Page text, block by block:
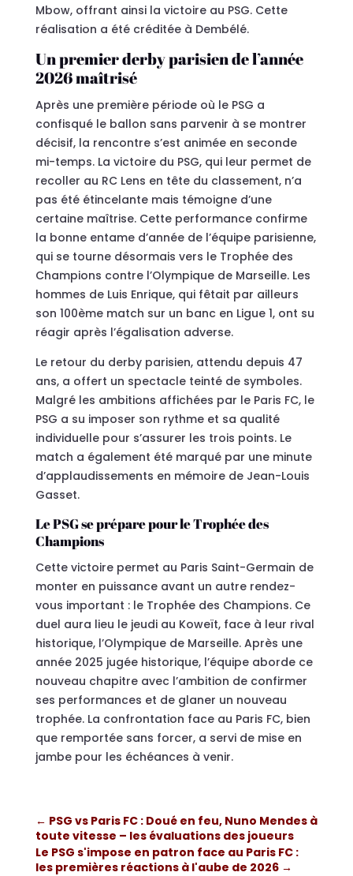
Mbow, offrant ainsi la victoire au PSG. Cette
réalisation a été créditée à Dembélé.
Un premier derby parisien de l’année
2026 maîtrisé
Après une première période où le PSG a
confisqué le ballon sans parvenir à se montrer
décisif, la rencontre s’est animée en seconde
mi-temps. La victoire du PSG, qui leur permet de
recoller au RC Lens en tête du classement, n’a
pas été étincelante mais témoigne d’une
certaine maîtrise. Cette performance confirme
la bonne entame d’année de l’équipe parisienne,
qui se tourne désormais vers le Trophée des
Champions contre l’Olympique de Marseille. Les
hommes de Luis Enrique, qui fêtait par ailleurs
son 100ème match sur un banc en Ligue 1, ont su
réagir après l’égalisation adverse.
Le retour du derby parisien, attendu depuis 47
ans, a offert un spectacle teinté de symboles.
Malgré les ambitions affichées par le Paris FC, le
PSG a su imposer son rythme et sa qualité
individuelle pour s’assurer les trois points. Le
match a également été marqué par une minute
d’applaudissements en mémoire de Jean-Louis
Gasset.
Le PSG se prépare pour le Trophée des
Champions
Cette victoire permet au Paris Saint-Germain de
monter en puissance avant un autre rendez-
vous important : le Trophée des Champions. Ce
duel aura lieu le jeudi au Koweït, face à leur rival
historique, l’Olympique de Marseille. Après une
année 2025 jugée historique, l’équipe aborde ce
nouveau chapitre avec l’ambition de confirmer
ses performances et de glaner un nouveau
trophée. La confrontation face au Paris FC, bien
que remportée sans forcer, a servi de mise en
jambe pour les échéances à venir.
← PSG vs Paris FC : Doué en feu, Nuno Mendes à
toute vitesse – les évaluations des joueurs
Le PSG s'impose en patron face au Paris FC :
les premières réactions à l'aube de 2026→